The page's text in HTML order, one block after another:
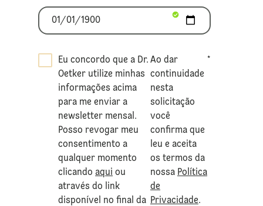
Eu concordo que a Dr.
Oetker utilize minhas
informações acima
para me enviar a
newsletter mensal.
Posso revogar meu
consentimento a
qualquer momento
clicando aqui ou
através do link
disponível no final da
Ao dar
continuidade
nesta
solicitação
você
confirma que
leu e aceita
os termos da
nossa Política
de
Privacidade.
*